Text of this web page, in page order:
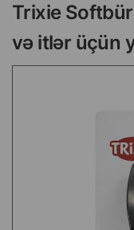
Trixie
və itlər üçün